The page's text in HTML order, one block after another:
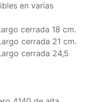
en varias
cerrada 18 cm.
cerrada 21 cm.
cerrada 24,5